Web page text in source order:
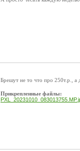
Брешут не то что про 250т.р., а
Прикрепленные файлы: